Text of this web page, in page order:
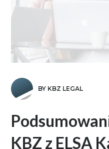
BY KBZ LEGAL
KBZ z ELSA